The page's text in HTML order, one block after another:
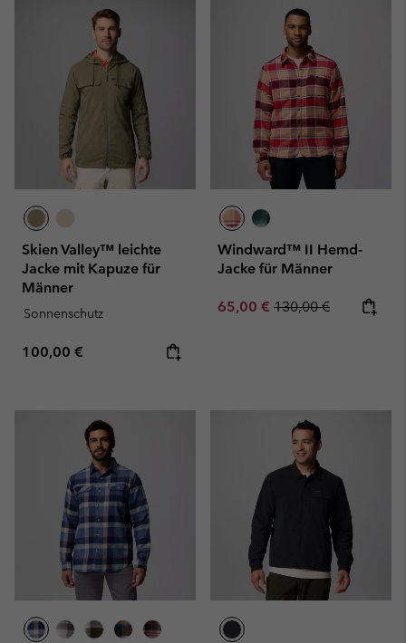
Skien Valley™ leichte
Jacke mit Kapuze für
Männer
Sonnenschutz
Regular price:
100,00 €
Windward™ II Hemd-
Jacke für Männer
Sale price:
65,00 € Regular price:
130,00 €